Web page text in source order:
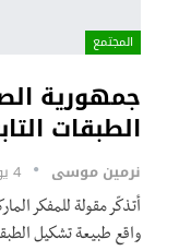
المجتمع
جمهورية
الطبقات
نرمين موسى 4 يوليو 2025
أتذكّر مقولة للمفكر
واقع طبيعة تشكيل